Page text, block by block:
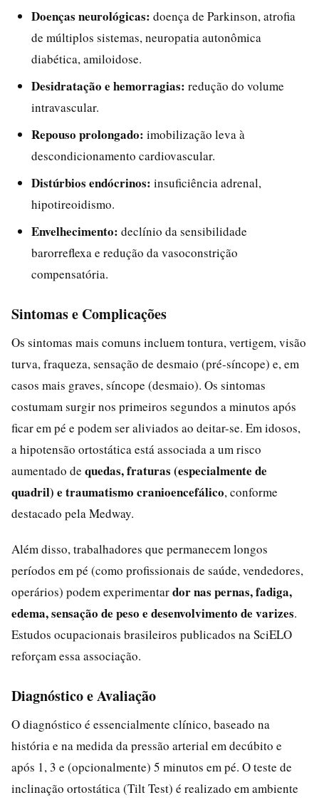
Doenças neurológicas: doença de Parkinson, atrofia
de múltiplos sistemas, neuropatia autonômica
diabética, amiloidose.
Desidratação e hemorragias: redução do volume
intravascular.
Repouso prolongado: imobilização leva à
descondicionamento cardiovascular.
Distúrbios endócrinos: insuficiência adrenal,
hipotireoidismo.
Envelhecimento: declínio da sensibilidade
barorreflexa e redução da vasoconstrição
compensatória.
Sintomas e Complicações
Os sintomas mais comuns incluem tontura, vertigem, visão
turva, fraqueza, sensação de desmaio (pré-síncope) e, em
casos mais graves, síncope (desmaio). Os sintomas
costumam surgir nos primeiros segundos a minutos após
ficar em pé e podem ser aliviados ao deitar-se. Em idosos,
a hipotensão ortostática está associada a um risco
aumentado de quedas, fraturas (especialmente de
quadril) e traumatismo cranioencefálico, conforme
destacado pela Medway.
Além disso, trabalhadores que permanecem longos
períodos em pé (como profissionais de saúde, vendedores,
operários) podem experimentardor nas pernas, fadiga,
edema, sensação de peso e desenvolvimento de varizes.
Estudos ocupacionais brasileiros publicados na SciELO
reforçam essa associação.
Diagnóstico e Avaliação
O diagnóstico é essencialmente clínico, baseado na
história e na medida da pressão arterial em decúbito e
após 1, 3 e (opcionalmente) 5 minutos em pé. O teste de
inclinação ortostática (Tilt Test) é realizado em ambiente